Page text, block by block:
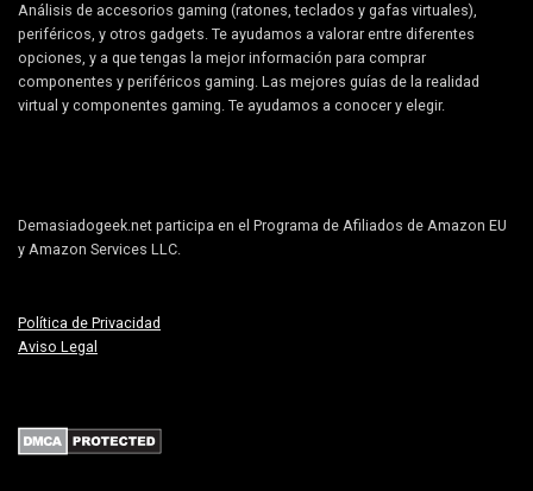
Análisis de accesorios gaming (ratones, teclados y gafas virtuales),
periféricos, y otros gadgets. Te ayudamos a valorar entre diferentes
opciones, y a que tengas la mejor información para comprar
componentes y periféricos gaming. Las mejores guías de la realidad
virtual y componentes gaming. Te ayudamos a conocer y elegir.
Demasiadogeek.net participa en el Programa de Afiliados de Amazon EU
y Amazon Services LLC.
Política de Privacidad
Aviso Legal